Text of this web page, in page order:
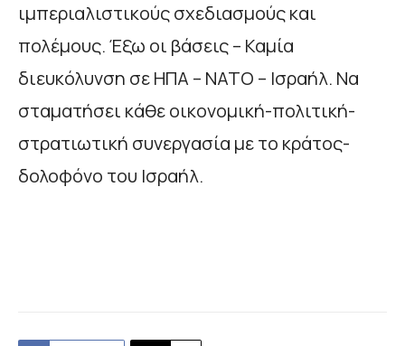
ιμπεριαλιστικούς σχεδιασμούς και
πολέμους. Έξω οι βάσεις – Καμία
διευκόλυνση σε ΗΠΑ – ΝΑΤΟ – Ισραήλ. Να
σταματήσει κάθε οικονομική-πολιτική-
στρατιωτική συνεργασία με το κράτος-
δολοφόνο του Ισραήλ.